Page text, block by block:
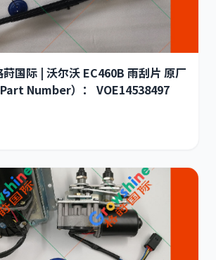
国际 | 沃尔沃 EC460B 雨刮片 原厂
Number）： VOE14538497